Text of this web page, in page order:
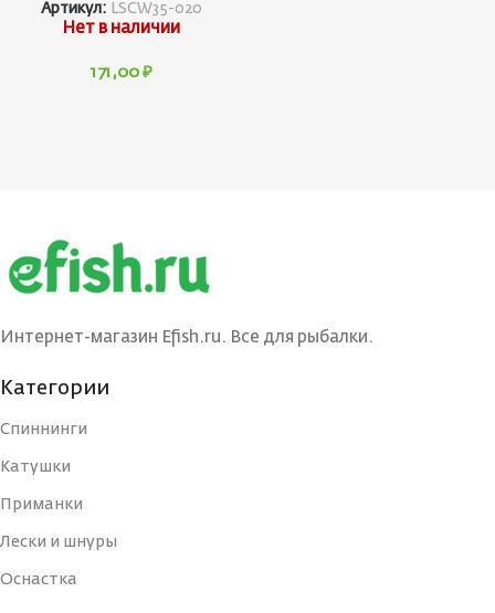
Артикул: LSCW35-020
Нет в наличии
171,00 ₽
Интернет-магазин Efish.ru. Все для рыбалки.
Категории
Спиннинги
Катушки
Приманки
Лески и шнуры
Оснастка